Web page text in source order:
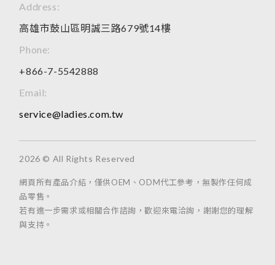
Address:
高雄市鼓山區明誠三路679號14樓
Phone:
+866-7-5542888
Email:
service@ladies.com.tw
2026 © All Rights Reserved
網頁所有產品介紹，僅供OEM、ODM代工參考，無製作任何成
品零售。
若有進一步需求或相關合作諮詢，歡迎來電洽詢，謝謝您的理解
與支持。